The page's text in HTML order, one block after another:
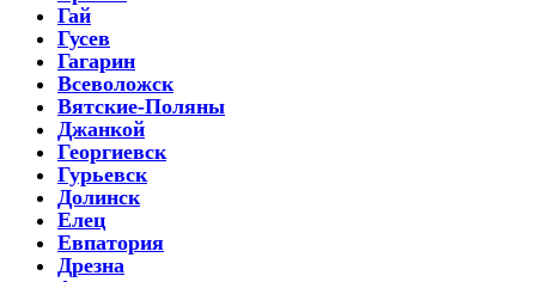
Гай
Гусев
Гагарин
Всеволожск
Вятские-Поляны
Джанкой
Георгиевск
Гурьевск
Долинск
Елец
Евпатория
Дрезна